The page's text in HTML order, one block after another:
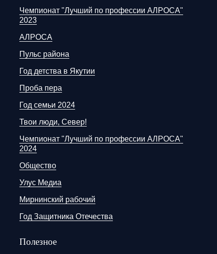
Чемпионат "Лучший по профессии АЛРОСА"
2023
АЛРОСА
Пульс района
Год детства в Якутии
Проба пера
Год семьи 2024
Твои люди, Север!
Чемпионат "Лучший по профессии АЛРОСА"
2024
Общество
Улус Медиа
Мирнинский рабочий
Год Защитника Отечества
Полезное